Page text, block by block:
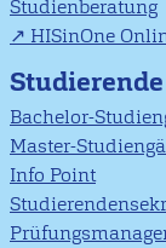
Studienberatung
HISinOne
Studierende
Bachelor-
Master-
Info Point